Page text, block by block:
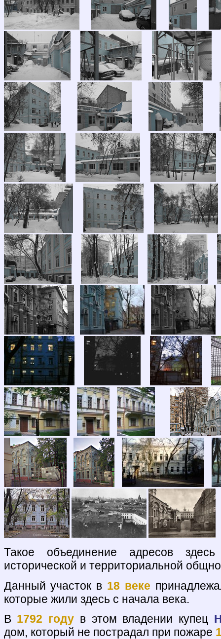
Такое объединение адресов
исторической и территориальной
Данный участок в 18 веке
которые жили здесь с начала века.
В 1792 году в этом владении купец
дом, который не пострадал при пожаре